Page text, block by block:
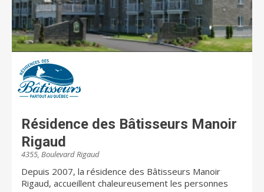
Résidence des Bâtisseurs Manoir
Rigaud
4355, Boulevard Rigaud
Depuis 2007, la résidence des Bâtisseurs Manoir
Rigaud, accueillent chaleureusement les personnes